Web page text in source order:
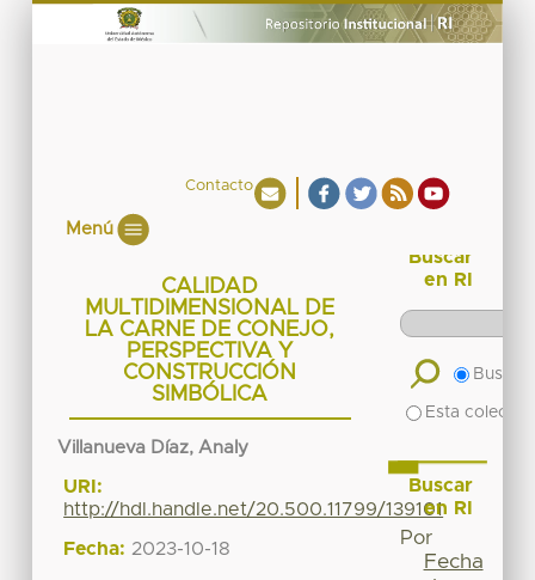
Contacto
Menú
CALIDAD
MULTIDIMENSIONAL DE
LA CARNE DE CONEJO,
PERSPECTIVA Y
CONSTRUCCIÓN
SIMBÓLICA
Villanueva Díaz, Analy
URI:
http://hdl.handle.net/20.500.11799/139101
Fecha: 2023-10-18
Buscar
en RI
Buscar
Esta
Buscar
en RI
Por
Fecha